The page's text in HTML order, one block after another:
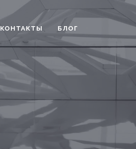
КОНТАКТЫ БЛОГ